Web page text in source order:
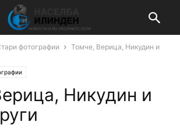
фотографии
Томче, Верица, Никудин и
Никудин и